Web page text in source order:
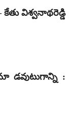
కేతు విశ్వనాథరెడ్డి
డవుటుగాన్ని :